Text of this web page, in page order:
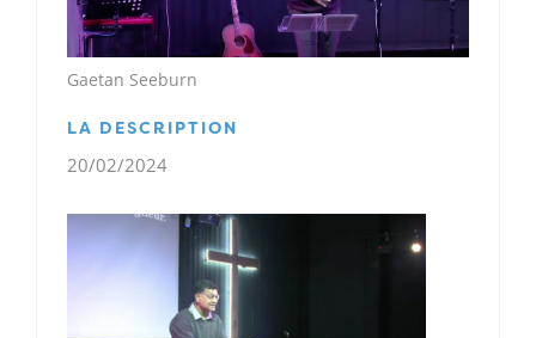
Gaetan Seeburn
LA DESCRIPTION
20/02/2024